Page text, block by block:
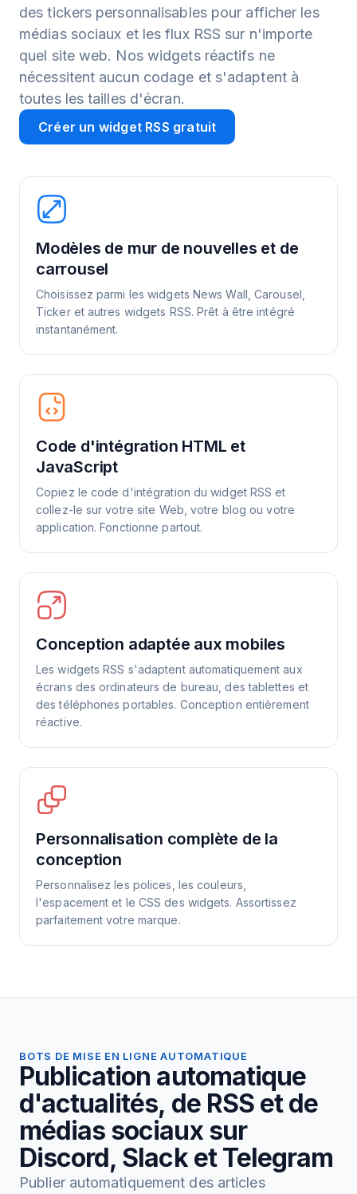
des tickers personnalisables pour afficher les
médias sociaux et les flux RSS sur n'importe
quel site web. Nos widgets réactifs ne
nécessitent aucun codage et s'adaptent à
toutes les tailles d'écran.
Créer un widget RSS gratuit
Modèles de mur de nouvelles et de
carrousel
Choisissez parmi les widgets News Wall, Carousel,
Ticker et autres widgets RSS. Prêt à être intégré
instantanément.
Code d'intégration HTML et
JavaScript
Copiez le code d'intégration du widget RSS et
collez-le sur votre site Web, votre blog ou votre
application. Fonctionne partout.
Conception adaptée aux mobiles
Les widgets RSS s'adaptent automatiquement aux
écrans des ordinateurs de bureau, des tablettes et
des téléphones portables. Conception entièrement
réactive.
Personnalisation complète de la
conception
Personnalisez les polices, les couleurs,
l'espacement et le CSS des widgets. Assortissez
parfaitement votre marque.
BOTS DE MISE EN LIGNE AUTOMATIQUE
Publication automatique
d'actualités, de RSS et de
médias sociaux sur
Discord, Slack et Telegram
Publier automatiquement des articles